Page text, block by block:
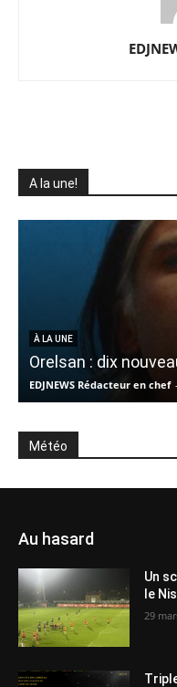
A la une!
À LA UNE
Orelsan : dix
EDJNEWS Rédacteur en chef -
Météo
Au hasard
Un
le
29